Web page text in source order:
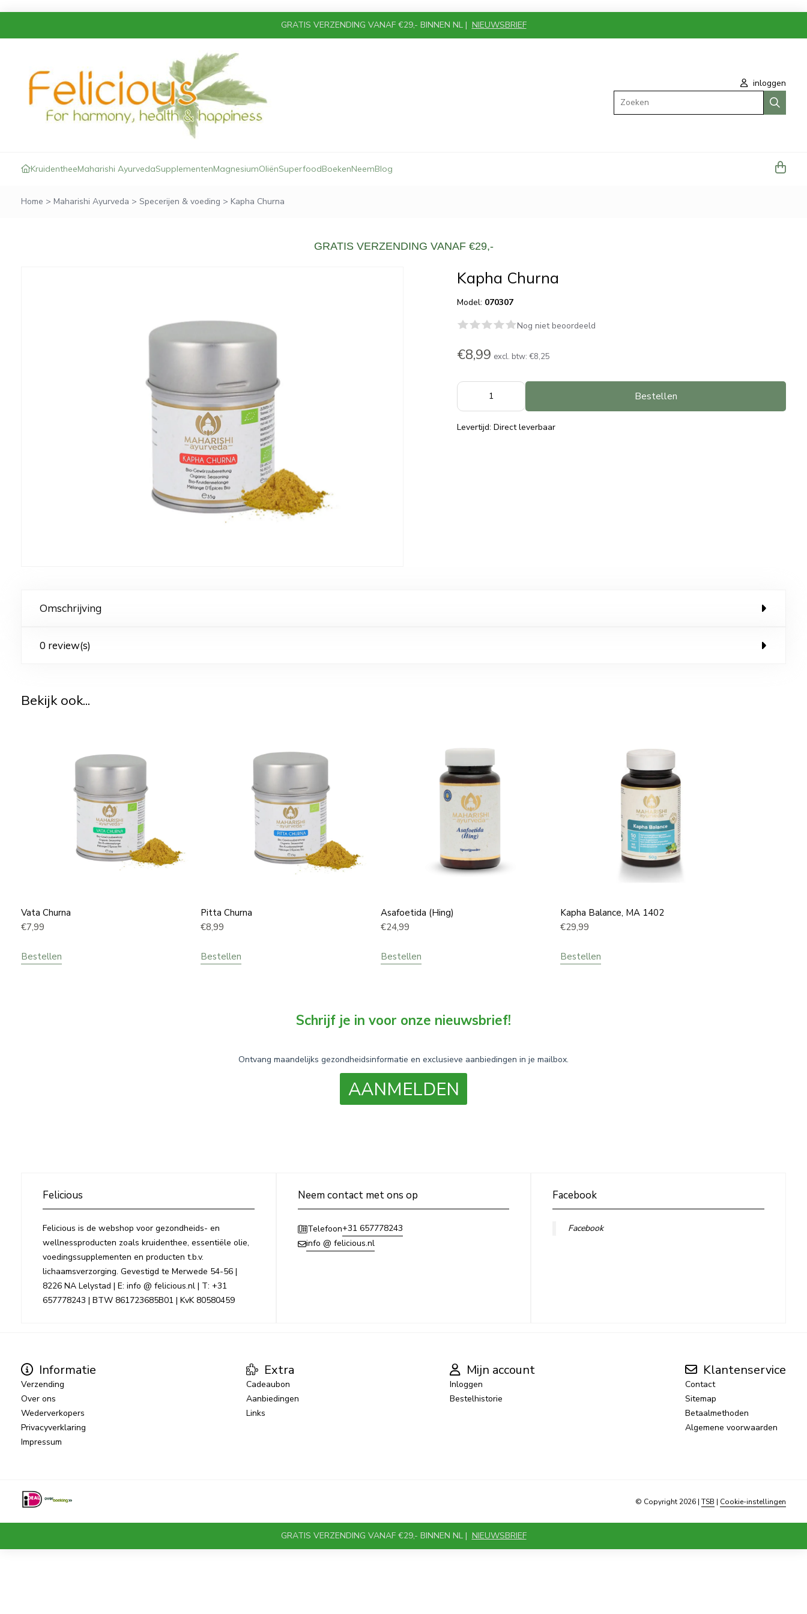
GRATIS VERZENDING VANAF €29,- BINNEN NL | NIEUWSBRIEF
inloggen
Zoeken
KruidentheeMaharishi AyurvedaSupplementenMagnesiumOliënSuperfoodBoekenNeemBlog
Home > Maharishi Ayurveda > Specerijen & voeding > Kapha Churna
GRATIS VERZENDING VANAF €29,-
Kapha Churna
Model: 070307
Nog niet beoordeeld
€8,99 excl. btw:€8,25
Bestellen
Levertijd: Direct leverbaar
Omschrijving
0 review(s)
Bekijk ook...
Vata Churna
€7,99
Bestellen
Pitta Churna
€8,99
Bestellen
Asafoetida (Hing)
€24,99
Bestellen
Kapha Balance, MA 1402
€29,99
Bestellen
Schrijf je in voor onze nieuwsbrief!
Ontvang maandelijks gezondheidsinformatie en exclusieve aanbiedingen in je mailbox.
AANMELDEN
Felicious
Felicious is de webshop voor gezondheids- en
wellnessproducten zoals kruidenthee, essentiële olie,
voedingssupplementen en producten t.b.v.
lichaamsverzorging. Gevestigd te Merwede 54-56 |
8226 NA Lelystad | E: info @ felicious.nl | T: +31
657778243 | BTW 861723685B01 | KvK 80580459
Neem contact met ons op
Telefoon+31 657778243
info @ felicious.nl
Facebook
Facebook
Informatie
Verzending
Over ons
Wederverkopers
Privacyverklaring
Impressum
Extra
Cadeaubon
Aanbiedingen
Links
Mijn account
Inloggen
Bestelhistorie
Klantenservice
Contact
Sitemap
Betaalmethoden
Algemene voorwaarden
© Copyright 2026 | TSB | Cookie-instellingen
GRATIS VERZENDING VANAF €29,- BINNEN NL | NIEUWSBRIEF